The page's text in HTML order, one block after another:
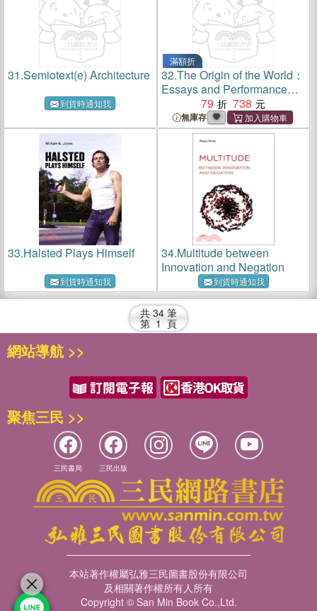
31.Semiotext(e) Architecture
到貨時通知我
滿額折
32.The Origin of the World：
Essays and Performance
2006??023
79 738
無庫存
33.Halsted Plays Himself
到貨時通知我
34.Multitude between
Innovation and Negation
到貨時通知我
共 34 筆
第 1 頁
網站導航 >>
聚焦三民 >>
三民書局 三民出版
本站著作權屬弘雅三民圖書股份有限公司
及相關著作權所有人所有
Copyright © San Min Book Co.,Ltd.